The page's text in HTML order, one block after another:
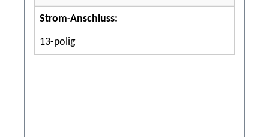
Strom-Anschluss:
13-polig